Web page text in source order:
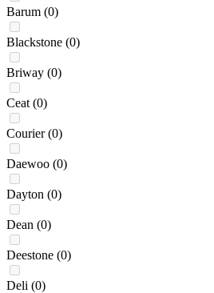
Barum (0)
Blackstone (0)
Briway (0)
Ceat (0)
Courier (0)
Daewoo (0)
Dayton (0)
Dean (0)
Deestone (0)
Deli (0)